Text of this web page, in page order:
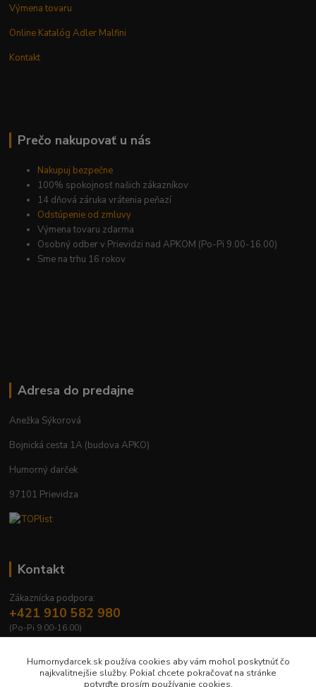
Výmena tovaru
Online Katalóg Adler Malfini
Kontakt
Prečo nakupovať u nás
Nakupuj bezpečne
100% spokojnosť našich zákazníkov
14 dňová záruka vrátenia peňazí
Odstúpenie od zmluvy
Výmena tovaru zdarma
Osobný odber v Prievidzi nad APKOM (Po-Pi 9.00-16.00)
Sme na trhu 16 rokov
Adresa do predajne
Anežka Sýkorová
Bojnická cesta 1A (budova APKO)
Humorný darček
97101 Prievidza
Kontakt
Zákaznícka podpora:
+421 910 582 980
(Po-Pi 9.00-16.00)
Humornydarcek.sk používa cookies aby vám mohol poskytnúť čo
najkvalitnejšie služby. Pokiaľ chcete pokračovať na stránke
potvrďte prosím používanie cookies.